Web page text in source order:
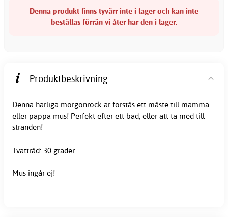
Denna produkt finns tyvärr inte i lager och kan inte
beställas förrän vi åter har den i lager.
Produktbeskrivning:
Denna härliga morgonrock är förstås ett måste till mamma
eller pappa mus! Perfekt efter ett bad, eller att ta med till
stranden!
Tvättråd: 30 grader
Mus ingår ej!